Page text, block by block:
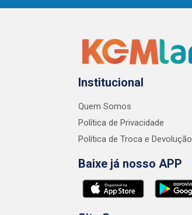
Institucional
Quem Somos
Política de Privacidade
Política de Troca e Devolução
Baixe já nosso APP